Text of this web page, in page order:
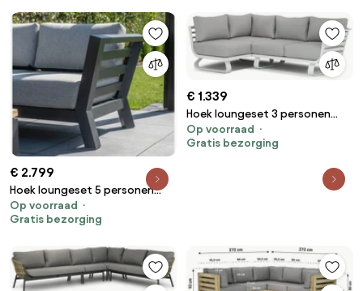
€ 2.799
Hoek loungeset 5 personen
Aluminium Grijs 4 Seasons
Outdoor Meteoro
Op voorraad
Gratis bezorging
€ 1.339
Hoek loungeset 3 personen
Aluminium Wit Santika Furniture
Santika Sovita
Op voorraad
Gratis bezorging